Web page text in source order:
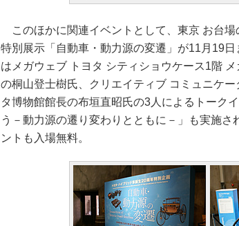
このほかに関連イベントとして、東京 お台
特別展示「自動車・動力源の変遷」が11月19
はメガウェブ トヨタ シティショウケース1階
の桐山登士樹氏、クリエイティブ コミュニケ
タ博物館館長の布垣直昭氏の3人によるトーク
う－動力源の遷り変わりとともに－」も実施
ントも入場無料。